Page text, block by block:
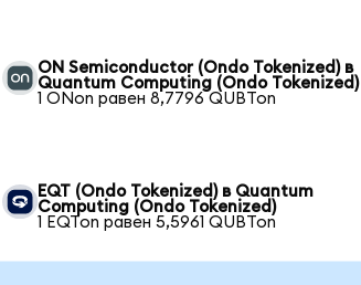
ON Semiconductor (Ondo Tokenized) в
Quantum Computing (Ondo Tokenized)
1 ONon равен 8,7796 QUBTon
EQT (Ondo Tokenized) в Quantum
Computing (Ondo Tokenized)
1 EQTon равен 5,5961 QUBTon